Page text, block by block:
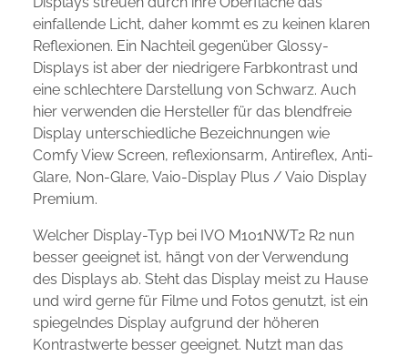
einfallende Licht, daher kommt es zu keinen klaren
Reflexionen. Ein Nachteil gegenüber Glossy-
Displays ist aber der niedrigere Farbkontrast und
eine schlechtere Darstellung von Schwarz. Auch
hier verwenden die Hersteller für das blendfreie
Display unterschiedliche Bezeichnungen wie
Comfy View Screen, reflexionsarm, Antireflex, Anti-
Glare, Non-Glare, Vaio-Display Plus / Vaio Display
Premium.
Welcher Display-Typ bei IVO M101NWT2 R2 nun
besser geeignet ist, hängt von der Verwendung
des Displays ab. Steht das Display meist zu Hause
und wird gerne für Filme und Fotos genutzt, ist ein
spiegelndes Display aufgrund der höheren
Kontrastwerte besser geeignet. Nutzt man das